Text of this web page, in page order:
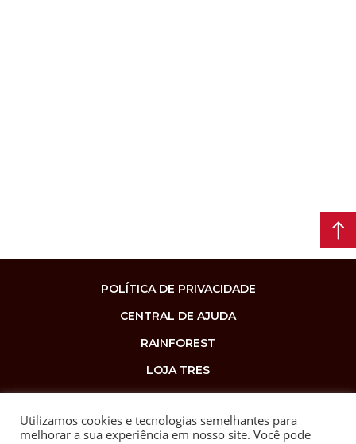
POLÍTICA DE PRIVACIDADE
CENTRAL DE AJUDA
RAINFOREST
LOJA TRES
Utilizamos cookies e tecnologias semelhantes para
melhorar a sua experiência em nosso site. Você pode